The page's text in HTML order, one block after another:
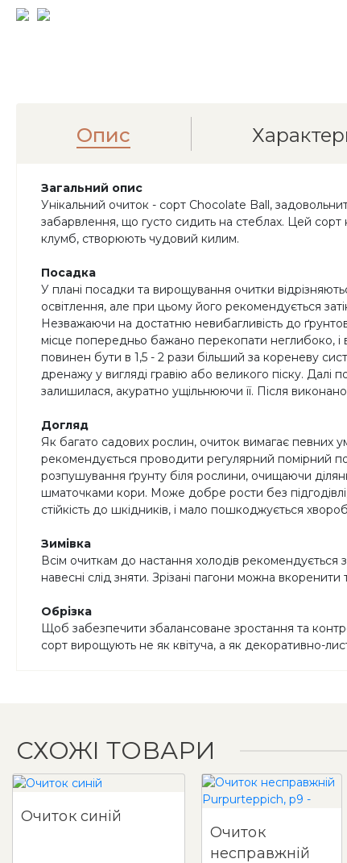
Опис
Загальний опис
Унікальний очиток - сорт Chocolate Ball,
забарвлення, що густо сидить на стеблах. Цей
клумб, створюють чудовий килим.
Посадка
У плані посадки та вирощування очитки
освітлення, але при цьому його рекомендується
Незважаючи на достатню невибагливість до
місце попередньо бажано перекопати неглибоко, і
повинен бути в 1,5 - 2 рази більший за кореневу
дренажу у вигляді гравію або великого піску.
залишилася, акуратно ущільнюючи її. Після
Догляд
Як багато садових рослин, очиток вимагає певних
рекомендується проводити регулярний помірний
розпушування ґрунту біля рослини, очищаючи
шматочками кори. Може добре рости без
стійкість до шкідників, і мало пошкоджується
Зимівка
Всім очиткам до настання холодів рекомендується
навесні слід зняти. Зрізані пагони можна
Обрізка
Щоб забезпечити збалансоване зростання та
сорт вирощують не як квітуча, а як декоративно-
СХОЖІ ТОВАРИ
Очиток синій
Очиток
несправжній